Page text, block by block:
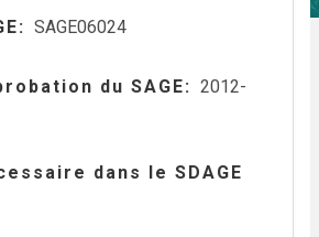
SAGE06024
du SAGE
2012-
dans le SDAGE